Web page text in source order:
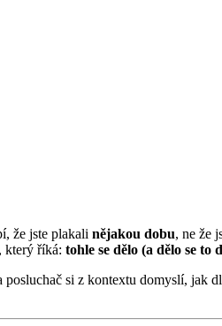
že jste plakali nějakou dobu, ne že
který říká: tohle se dělo (a dělo se to
si z kontextu domyslí,